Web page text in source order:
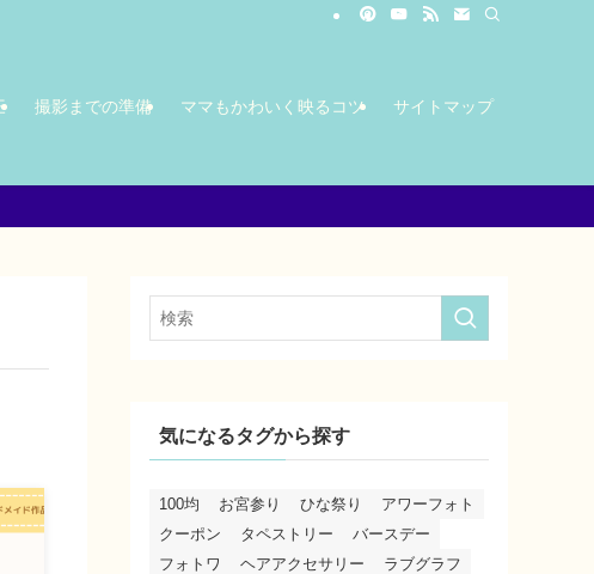
撮影までの準備 ママもかわいく映るコツ サイトマップ
気になるタグから探す
100均 お宮参り ひな祭り
アワーフォト
クーポン
タペストリー
バースデー
フォトワ
ヘアアクセサリー
ラブグラフ